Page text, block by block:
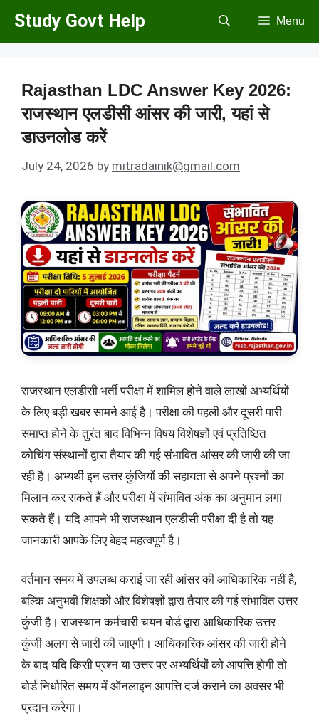
Skip
Study Govt Help Menu
Rajasthan LDC Answer Key 2026:
राजस्थान एलडीसी आंसर की जारी, यहां से
डाउनलोड करें
July 24, 2026 by mitradainik@gmail.com
राजस्थान एलडीसी भर्ती परीक्षा में शामिल होने वाले लाखों अभ्यर्थियों
के लिए बड़ी खबर सामने आई है। परीक्षा की पहली और दूसरी पारी
समाप्त होने के तुरंत बाद विभिन्न विषय विशेषज्ञों एवं प्रतिष्ठित
कोचिंग संस्थानों द्वारा तैयार की गई संभावित आंसर की जारी की जा
रही है। अभ्यर्थी इन उत्तर कुंजियों की सहायता से अपने प्रश्नों का
मिलान कर सकते हैं और परीक्षा में संभावित अंक का अनुमान लगा
सकते हैं। यदि आपने भी राजस्थान एलडीसी परीक्षा दी है तो यह
जानकारी आपके लिए बेहद महत्वपूर्ण है।
वर्तमान समय में उपलब्ध कराई जा रही आंसर की आधिकारिक नहीं है,
बल्कि अनुभवी शिक्षकों और विशेषज्ञों द्वारा तैयार की गई संभावित उत्तर
कुंजी है। राजस्थान कर्मचारी चयन बोर्ड द्वारा आधिकारिक उत्तर
कुंजी अलग से जारी की जाएगी। आधिकारिक आंसर की जारी होने
के बाद यदि किसी प्रश्न या उत्तर पर अभ्यर्थियों को आपत्ति होगी तो
बोर्ड निर्धारित समय में ऑनलाइन आपत्ति दर्ज कराने का अवसर भी
प्रदान करेगा।